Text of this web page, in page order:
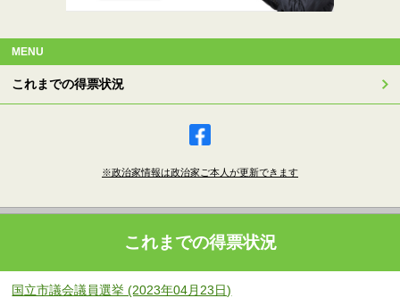
MENU
これまでの得票状況
※政治家情報は政治家ご本人が更新できます
これまでの得票状況
国立市議会議員選挙 (2023年04月23日)